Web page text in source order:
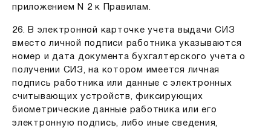
приложением N 2 к Правилам.
26. В электронной карточке учета выдачи СИЗ
вместо личной подписи работника указываются
номер и дата документа бухгалтерского учета о
получении СИЗ, на котором имеется личная
подпись работника или данные с электронных
считывающих устройств, фиксирующих
биометрические данные работника или его
электронную подпись, либо иные сведения,